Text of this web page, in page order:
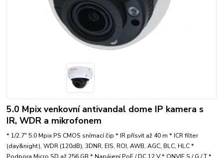
5.0 Mpix venkovní antivandal dome IP kamera s
IR, WDR a mikrofonem
* 1/2.7" 5.0 Mpix PS CMOS snímací čip * IR přísvit až 40 m * ICR filter
(day&night), WDR (120dB), 3DNR, EIS, ROI, AWB, AGC, BLC, HLC *